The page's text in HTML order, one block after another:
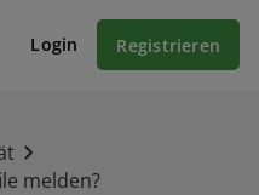
Login Registrieren
melden?